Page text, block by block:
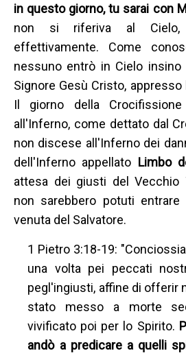
in questo giorno, tu sarai con
non si riferiva al Cielo,
effettivamente. Come
nessuno entrò in Cielo insino
Signore Gesù Cristo, appresso
Il giorno della
all'Inferno, come dettato dal
non discese all'Inferno dei
dell'Inferno appellato Limbo
attesa dei giusti del Vecchio
non sarebbero potuti
venuta del Salvatore.
1 Pietro 3:18-19:
una volta pei peccati
pegl'ingiusti, affine di offerir
stato messo a morte
vivificato poi per lo Spirito.
andò a predicare a quelli